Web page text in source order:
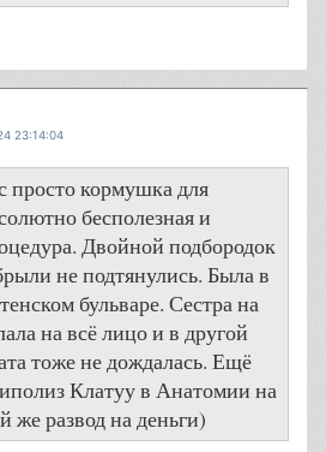
23:14:04
просто кормушка для
бесполезная и
Двойной подбородок
не подтянулись. Была в
бульваре. Сестра на
на всё лицо и в другой
тоже не дождалась. Ещё
Клатуу в Анатомии на
же развод на деньги)